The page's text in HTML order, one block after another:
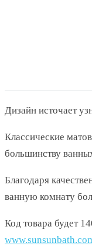
Дизайн источает
Классические
большинству
Благодаря
ванную комнату
Код товара будет